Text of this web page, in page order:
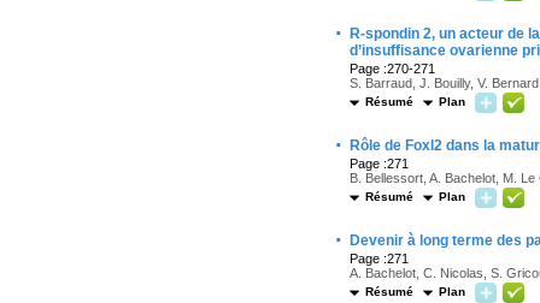
·
R-spondin 2, un acteur de
d’insuffisance ovarienne
Page :270-271
S. Barraud, J. Bouilly, V.
Résumé Plan
· Rôle de Foxl2 dans la
Page :271
B. Bellessort, A. Bachelot, M.
Résumé Plan
· Devenir à long terme des
Page :271
A. Bachelot, C. Nicolas, S.
Résumé Plan